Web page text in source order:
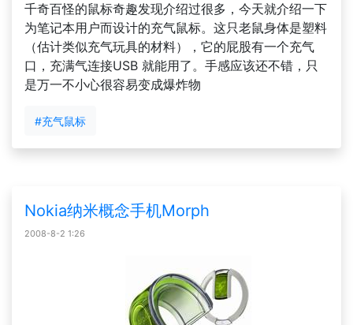
千奇百怪的鼠标奇趣发现介绍过很多，今天就介绍一下
为笔记本用户而设计的充气鼠标。这只老鼠身体是塑料
（估计类似充气玩具的材料），它的屁股有一个充气
口，充满气连接USB 就能用了。手感应该还不错，只
是万一不小心很容易变成爆炸物
#充气鼠标
Nokia纳米概念手机Morph
2008-8-2 1:26